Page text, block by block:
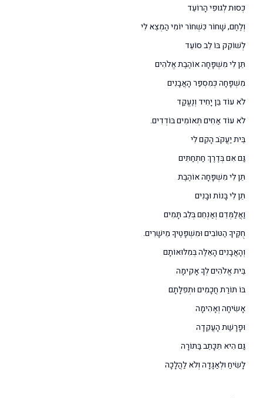
כְּסוּת לְגוּפִי הָרוֹעֵד
וְלֶחֶם, שָׁחוֹר כִּשְׁחוֹר יוֹמִי הַמְצֵא לִי
לְשׁוֹקֵק בּוֹ לֵב סוֹעֵד
תֵּן לִי מִשְׁפָּחָה אוֹהֶבֶת אֱלֹהִים
מִשְׁפָּחָה כְּמִסְפַּר הָאֲבָנִים
לֹא עוֹד בֵּן יָחִיד וְנֶעֱקַד
לֹא עוֹד אַחִים תְּאוֹמִים בּוֹדְדִים.
בֵּית יַעֲקֹב הָקֵם לִי
גַּם אִם בְּדֶרֶךְ חַתְחַתִּים
תֵּן לִי מִשְׁפָּחָה אוֹהֶבֶת
תֵּן לִי בָּנוֹת וּבָנִים
וַאֲלַמְּדֵם וְאַנְחֵם בְּלֵב תָּמִים
חֻקֶּיךָ הַטּוֹבִים וּמִשְׁפָּטֶיךָ מֵישָׁרִים.
וְהָאֲבָנִים הָאֵלֶּה בְּמִלּוּאוֹתָם
בֵּית אֱלֹהִים לְךָ אָקִימָה
בּוֹ תּוֹרַת חֲכָמִים וּתְפִלָּתָם
אָשִׂיחָה וְאָהִימָה
וּפָרָשַׁת הָעֲקֵדָה
גַּם הִיא תִּכָּתֵב בַּתּוֹרָה
לָשִׂיחַ וּלְאַגָּדָה וְלֹא לַהֲלָכָה